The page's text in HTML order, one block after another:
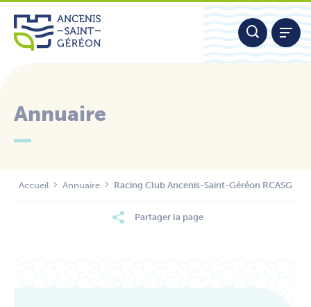
Aller
contenu
Annuaire
Accueil Annuaire Racing Club Ancenis-Saint-Géréon RCASG
Partager la page
Panneau de gestion des cookies